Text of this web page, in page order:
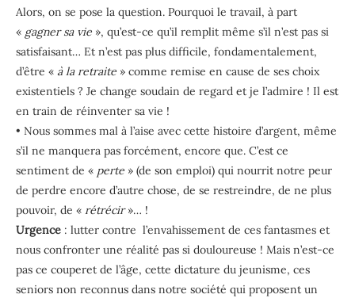
Alors, on se pose la question. Pourquoi le travail, à part
« gagner sa vie », qu’est-ce qu’il remplit même s’il n’est pas si
satisfaisant… Et n’est pas plus difficile, fondamentalement,
d’être « à la retraite » comme remise en cause de ses choix
existentiels ? Je change soudain de regard et je l’admire ! Il est
en train de réinventer sa vie !
• Nous sommes mal à l’aise avec cette histoire d’argent, même
s’il ne manquera pas forcément, encore que. C’est ce
sentiment de « perte » (de son emploi) qui nourrit notre peur
de perdre encore d’autre chose, de se restreindre, de ne plus
pouvoir, de « rétrécir»… !
Urgence : lutter contre l’envahissement de ces fantasmes et
nous confronter une réalité pas si douloureuse ! Mais n’est-ce
pas ce couperet de l’âge, cette dictature du jeunisme, ces
seniors non reconnus dans notre société qui proposent un